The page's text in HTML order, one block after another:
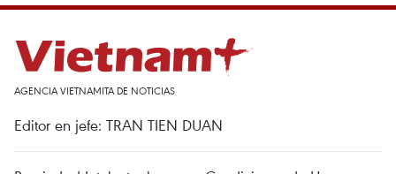
AGENCIA VIETNAMITA DE NOTICIAS
Editor en jefe: TRAN TIEN DUAN